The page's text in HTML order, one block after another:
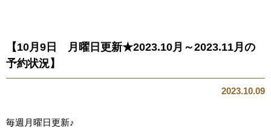
【10月9日 月曜日更新★2023.10月～2023.11月の
予約状況】
2023.10.09
毎週月曜日更新♪